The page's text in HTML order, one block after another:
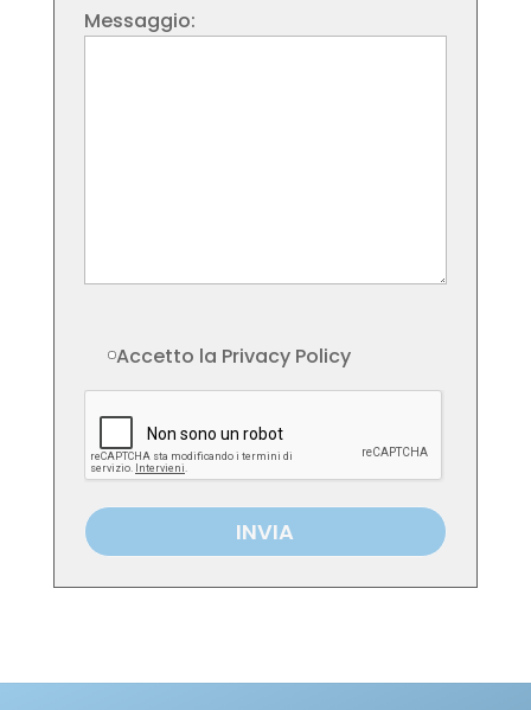
Messaggio:
Accetto la Privacy Policy